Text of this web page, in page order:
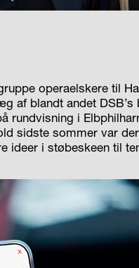
operaelskere til
af blandt andet
rundvisning i
sidste sommer var
ideer i støbeskeen til